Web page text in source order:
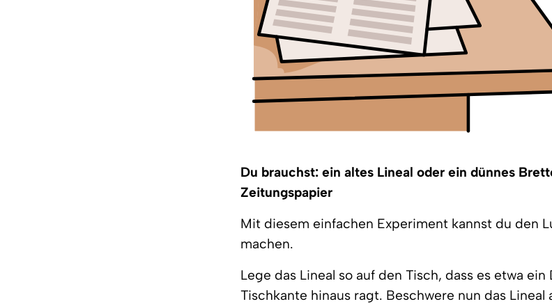
Du brauchst: ein altes Lineal oder ein dünnes
Zeitungspapier
Mit diesem einfachen Experiment kannst du den
machen.
Lege das Lineal so auf den Tisch, dass es etwa
Tischkante hinaus ragt. Beschwere nun das